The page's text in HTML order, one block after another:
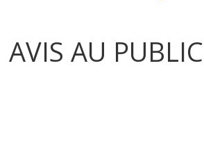
AVIS AU PUBLIC